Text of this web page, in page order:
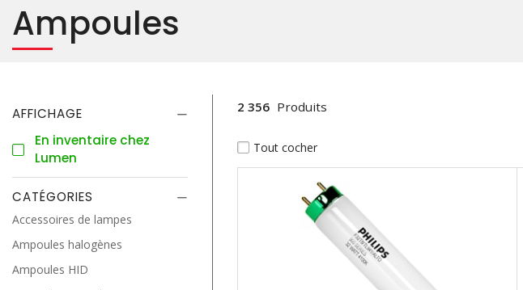
Ampoules
AFFICHAGE
En inventaire chez
Lumen
CATÉGORIES
Accessoires de lampes
Ampoules halogènes
Ampoules HID
2 356 Produits
Tout cocher